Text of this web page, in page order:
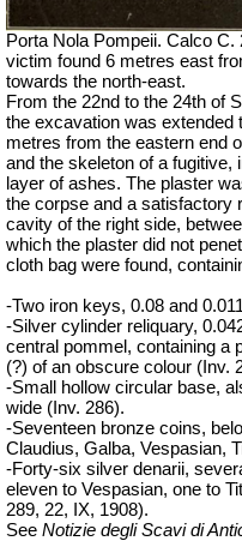
Porta Nola Pompeii. Calco
victim found 6 metres east
towards the north-east.
From the 22nd to the 24th of
the excavation was extended
metres from the eastern end
and the skeleton of a fugitive,
layer of ashes. The plaster
the corpse and a satisfactory
cavity of the right side,
which the plaster did not
cloth bag were found,
-Two iron keys, 0.08 and
-Silver cylinder reliquary,
central pommel, containing a
(?) of an obscure colour (Inv.
-Small hollow circular base,
wide (Inv. 286).
-Seventeen bronze coins,
Claudius, Galba, Vespasian,
-Forty-six silver denarii,
eleven to Vespasian, one to
289, 22, IX, 1908).
See Notizie degli Scavi di